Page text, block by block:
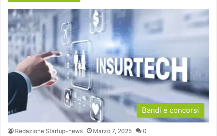
Bandi e concorsi
Redazione Startup-news Marzo 7, 2025 0